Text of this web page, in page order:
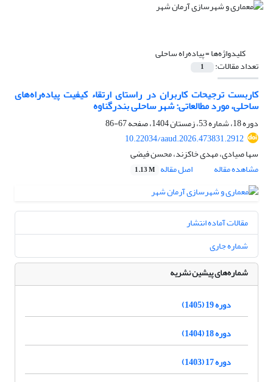
کلیدواژه‌ها =پیاده‌‌راه ساحلی
تعداد مقالات: 1
کاربست ترجیحات کاربران در راستای ارتقاء کیفیت پیاده‌‌راه‌‌های
ساحلی، مورد مطالعاتی: شهر ساحلی بندرگناوه
دوره 18، شماره 53، زمستان 1404، صفحه
67-86
10.22034/aaud.2026.473831.2912
سها صیادی، مهدی خاکزند، محسن فیضی
مشاهده مقاله
اصل مقاله 1.13 M
مقالات آماده انتشار
شماره جاری
شماره‌های پیشین نشریه
دوره 19 (1405)
دوره 18 (1404)
دوره 17 (1403)